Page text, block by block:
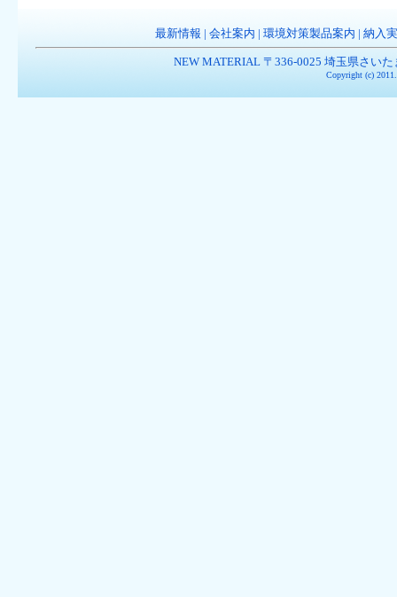
最新情報 会社案内 環境対策製品案内 納入
NEW MATERIAL 〒336-0025 埼玉県さい
Copyright (c)